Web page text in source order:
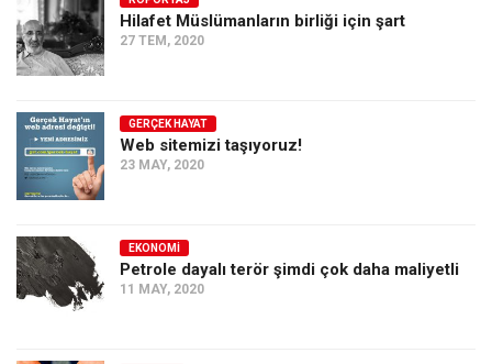
Ekonomi
Spor
Sağlık
Gıda-Beslenme
Türkiye
Siyaset
Dünya
Hilafet Müslümanların birliği için şart
27 TEM, 2020
GERÇEK HAYAT
Web sitemizi taşıyoruz!
23 MAY, 2020
EKONOMI
Petrole dayalı terör şimdi çok daha maliyetli
11 MAY, 2020